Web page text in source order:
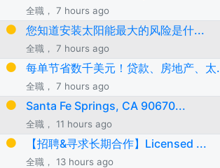
全職， 7 hours ago
您知道安装太阳能最大的风险是什...
全職， 7 hours ago
每单节省数千美元！贷款、房地产、太
全職， 7 hours ago
Santa Fe Springs, CA 90670...
全職， 11 hours ago
【招聘&寻求长期合作】Licensed ...
全職， 13 hours ago